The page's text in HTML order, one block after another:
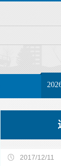
2017/12/11